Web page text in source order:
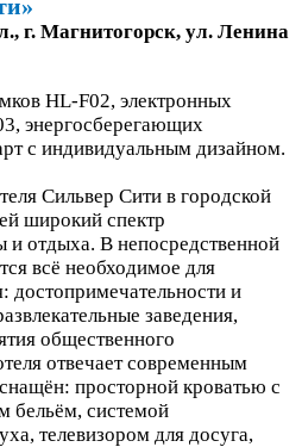
г. Магнитогорск, ул. Ленина
HL-F02, электронных
энергосберегающих
с индивидуальным дизайном.
Сильвер Сити в городской
широкий спектр
и отдыха. В непосредственной
всё необходимое для
достопримечательности и
заведения,
общественного
отвечает современным
просторной кроватью с
бельём, системой
телевизором для досуга,